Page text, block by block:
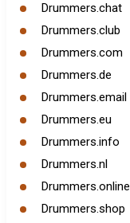
Drummers.chat
Drummers.club
Drummers.com
Drummers.de
Drummers.email
Drummers.eu
Drummers.info
Drummers.nl
Drummers.online
Drummers.shop